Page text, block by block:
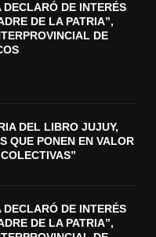
DE INTERÉS
DE LA PATRIA”,
DE
DEL LIBRO JUJUY,
QUE PONEN EN VALOR
DE INTERÉS
DE LA PATRIA”,